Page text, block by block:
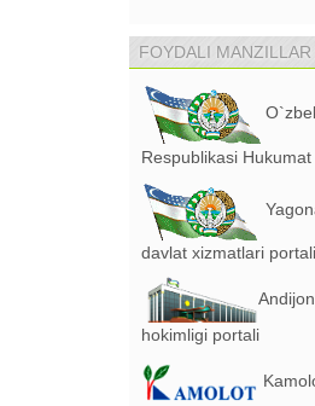
FOYDALI MANZILLAR
Respublikasi
davlat xizmatlari portali
hokimligi portali